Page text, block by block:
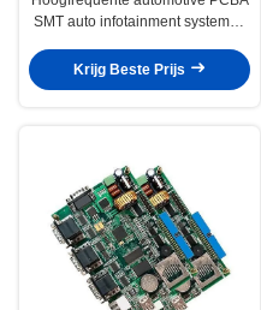
SMT auto infotainment systemen
Krijg Beste Prijs